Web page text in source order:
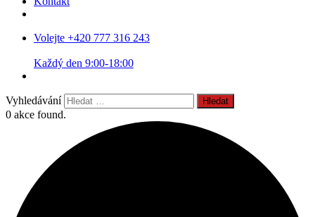
Volejte +420 777 316 243
Každý den 9:00-18:00
Vyhledávání
0 akce found.